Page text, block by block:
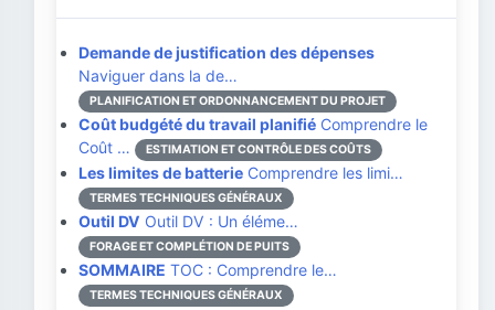
Demande de justification des dépenses
Naviguer dans la de…
PLANIFICATION ET ORDONNANCEMENT DU PROJET
Coût budgété du travail planifié Comprendre le
Coût …
ESTIMATION ET CONTRÔLE DES COÛTS
Les limites de batterie Comprendre les limi…
TERMES TECHNIQUES GÉNÉRAUX
Outil DV Outil DV : Un éléme…
FORAGE ET COMPLÉTION DE PUITS
SOMMAIRE TOC : Comprendre le…
TERMES TECHNIQUES GÉNÉRAUX